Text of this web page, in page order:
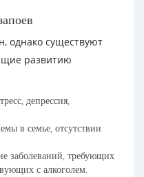
однако существуют
развитию
депрессия,
в семье, отсутствии
заболеваний, требующих
с алкоголем.